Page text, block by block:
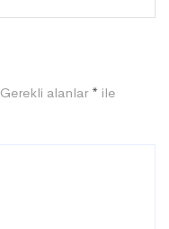
Gerekli alanlar * ile